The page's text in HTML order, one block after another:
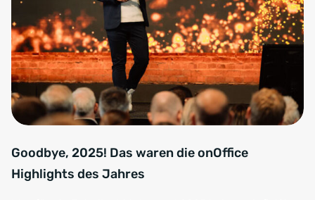
Goodbye, 2025! Das waren die onOffice
Highlights des Jahres